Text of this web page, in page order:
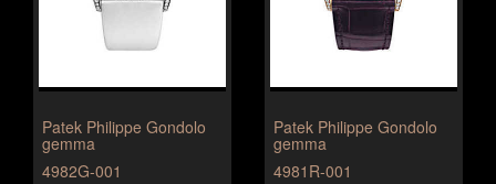
Patek Philippe Gondolo
gemma
4982G-001
Patek Philippe Gondolo
gemma
4981R-001